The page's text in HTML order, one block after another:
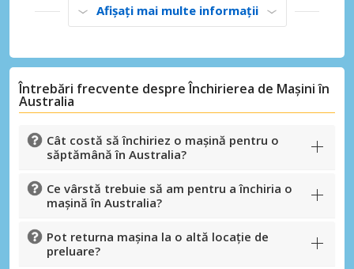
Afișați mai multe informații
Întrebări frecvente despre Închirierea de Mașini în
Australia
Cât costă să închiriez o mașină pentru o
săptămână în Australia?
Ce vârstă trebuie să am pentru a închiria o
mașină în Australia?
Pot returna mașina la o altă locație de
preluare?